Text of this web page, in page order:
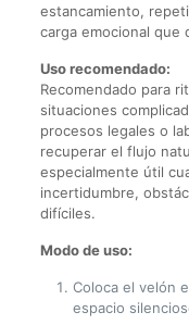
estancamiento,
carga emocional que
Uso recomendado:
Recomendado para
situaciones
procesos legales o
recuperar el flujo
especialmente útil
incertidumbre,
difíciles.
Modo de uso:
Coloca el velón
espacio